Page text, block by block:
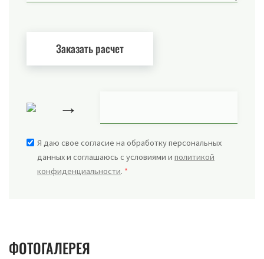
→
Я даю свое согласие на обработку персональных
данных и соглашаюсь с условиями и политикой
конфиденциальности. *
ФОТОГАЛЕРЕЯ